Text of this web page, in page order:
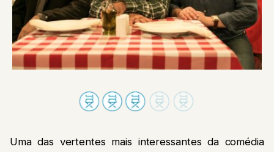
Uma das vertentes mais interessantes da comédia